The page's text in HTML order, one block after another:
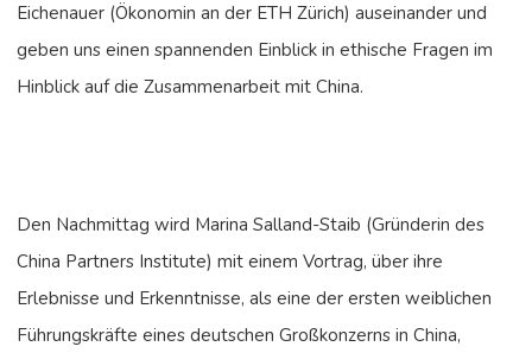
Eichenauer (Ökonomin an der ETH Zürich) auseinander und
geben uns einen spannenden Einblick in ethische Fragen im
Hinblick auf die Zusammenarbeit mit China.
Den Nachmittag wird Marina Salland-Staib (Gründerin des
China Partners Institute) mit einem Vortrag, über ihre
Erlebnisse und Erkenntnisse, als eine der ersten weiblichen
Führungskräfte eines deutschen Großkonzerns in China,